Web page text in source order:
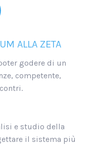
ALLA ZETA
godere di un
competente,
e studio della
il sistema più